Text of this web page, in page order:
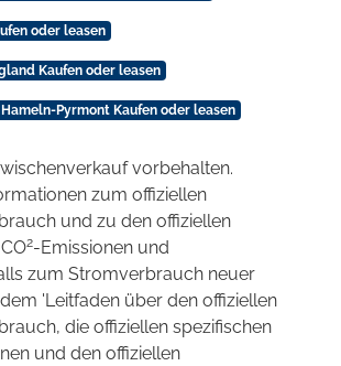
oder leasen
Kaufen oder leasen
Pyrmont Kaufen oder leasen
vorbehalten.
zum offiziellen
und zu den offiziellen
2-Emissionen und
zum Stromverbrauch neuer
'Leitfaden über den offiziellen
die offiziellen spezifischen
und den offiziellen